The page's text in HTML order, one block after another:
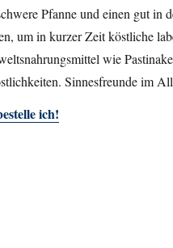
Pfanne und einen gut in
um in kurzer Zeit köstliche
wie
Sinnesfreunde im
ich!